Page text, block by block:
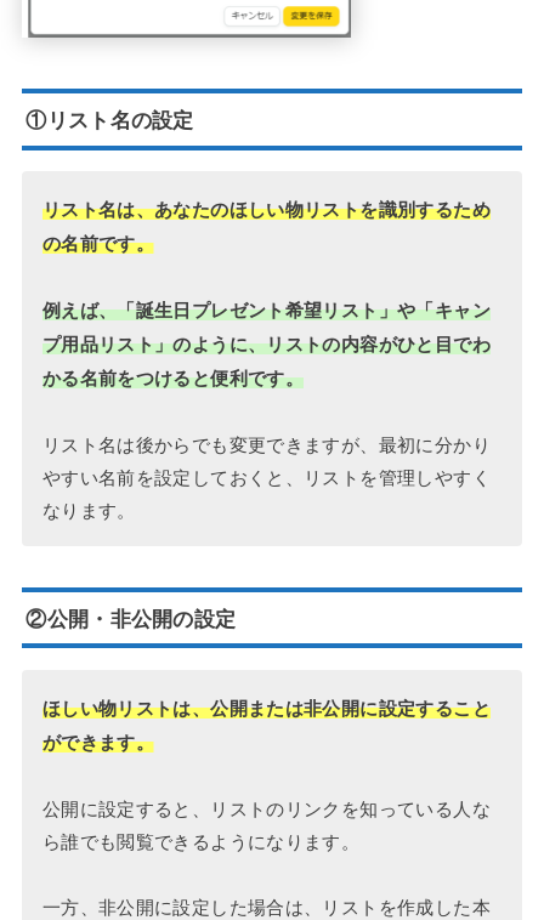
①リスト名の設定
リスト名は、あなたのほしい物リストを識別するため
の名前です。
例えば、「誕生日プレゼント希望リスト」や「キャン
プ用品リスト」のように、リストの内容がひと目でわ
かる名前をつけると便利です。
リスト名は後からでも変更できますが、最初に分かり
やすい名前を設定しておくと、リストを管理しやすく
なります。
②公開・非公開の設定
ほしい物リストは、公開または非公開に設定すること
ができます。
公開に設定すると、リストのリンクを知っている人な
ら誰でも閲覧できるようになります。
一方、非公開に設定した場合は、リストを作成した本